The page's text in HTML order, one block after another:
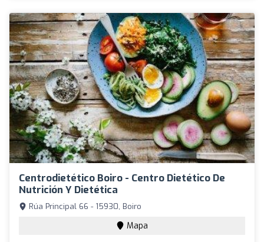
Centrodietético Boiro - Centro Dietético De
Nutrición Y Dietética
Rúa Principal 66 - 15930, Boiro
Mapa